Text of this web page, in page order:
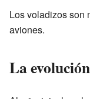
Los voladizos son
aviones.
La